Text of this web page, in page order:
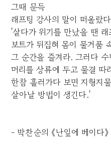
그때 문득
래프팅 강사의 말이 떠올랐
'살다가 위기를 만났을 땐
보트가 뒤집혀 몸이 물거품
그 순간을 즐겨라. 그러다
머리를 상류에 두고 물결 따
한참 흘러가다 보면 지형지
살아날 방법이 생긴다.'
- 박찬순의 《난잎에 베이다